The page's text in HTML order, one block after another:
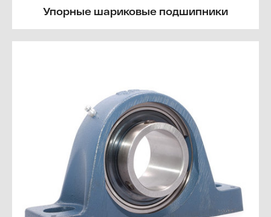
Упорные шариковые подшипники